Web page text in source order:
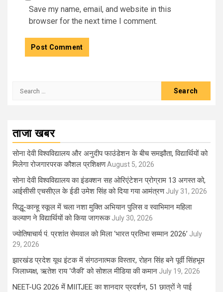
Save my name, email, and website in this
browser for the next time I comment.
Search
ताजा खबर
सोना देवी विश्वविद्यालय और अनुदीप फाउंडेशन के बीच समझौता, विद्यार्थियों को
मिलेगा रोजगारपरक कौशल प्रशिक्षणAugust 5, 2026
सोना देवी विश्वविद्यालय का इंडक्शन सह ओरिएंटेशन प्रोग्राम 13 अगस्त को,
आईसीसी एचसीएल के ईडी उमेश सिंह को दिया गया आमंत्रण July 31, 2026
सिद्धू-कान्हू स्कूल में चला नशा मुक्ति अभियान पुलिस व स्वाभिमान महिला
कल्याण ने विद्यार्थियों को किया जागरूक July 30, 2026
ज्योतिषाचार्य पं. प्रशांत सेमवाल को मिला ‘भारत प्रतिभा सम्मान 2026’ July
29, 2026
झारखंड प्रदेश यूथ इंटक में संगठनात्मक विस्तार, रोहन सिंह बने पूर्वी सिंहभूम
जिलाध्यक्ष, ऋतेश राय ‘जैकी’ को सोशल मीडिया की कमान July 19, 2026
NEET-UG 2026 में MIITJEE का शानदार प्रदर्शन, 51 छात्रों ने पाई